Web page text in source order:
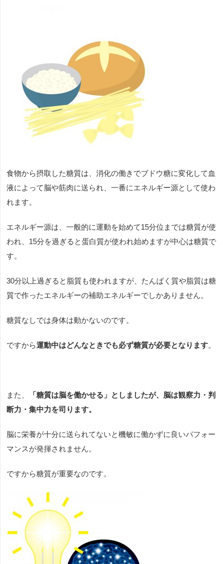
食物から摂取した糖質は、消化の働きでブドウ糖に変化して血
液によって脳や筋肉に送られ、一番にエネルギー源として使わ
れます。
エネルギー源は、一般的に運動を始めて15分位までは糖質が使
われ、 15分を過ぎると蛋白質が使われ始めますが中心は糖質で
す。
30分以上過ぎると脂質も使われますが、たんぱく質や脂質は糖
質で作ったエネルギーの補助エネルギーでしかありません。
糖質なしでは身体は動かないのです。
ですから運動中はどんなときでも必ず糖質が必要となります。
また、
「糖質は脳を働かせる」としましたが、脳は観察力・判
断力・集中力を司ります。
脳に栄養が十分に送られてないと機敏に働かずに良いパフォー
マンスが発揮されません。
ですから糖質が重要なのです。